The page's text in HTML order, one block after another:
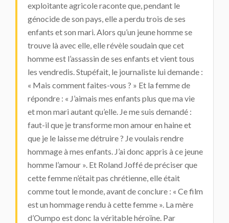
exploitante agricole raconte que, pendant le
génocide de son pays, elle a perdu trois de ses
enfants et son mari. Alors qu’un jeune homme se
trouve là avec elle, elle révèle soudain que cet
homme est l’assassin de ses enfants et vient tous
les vendredis. Stupéfait, le journaliste lui demande :
« Mais comment faites-vous ? » Et la femme de
répondre : « J’aimais mes enfants plus que ma vie
et mon mari autant qu’elle. Je me suis demandé :
faut-il que je transforme mon amour en haine et
que je le laisse me détruire ? Je voulais rendre
hommage à mes enfants. J’ai donc appris à ce jeune
homme l’amour ». Et Roland Joffé de préciser que
cette femme n’était pas chrétienne, elle était
comme tout le monde, avant de conclure : « Ce film
est un hommage rendu à cette femme ». La mère
d’Oumpo est donc la véritable héroïne. Par